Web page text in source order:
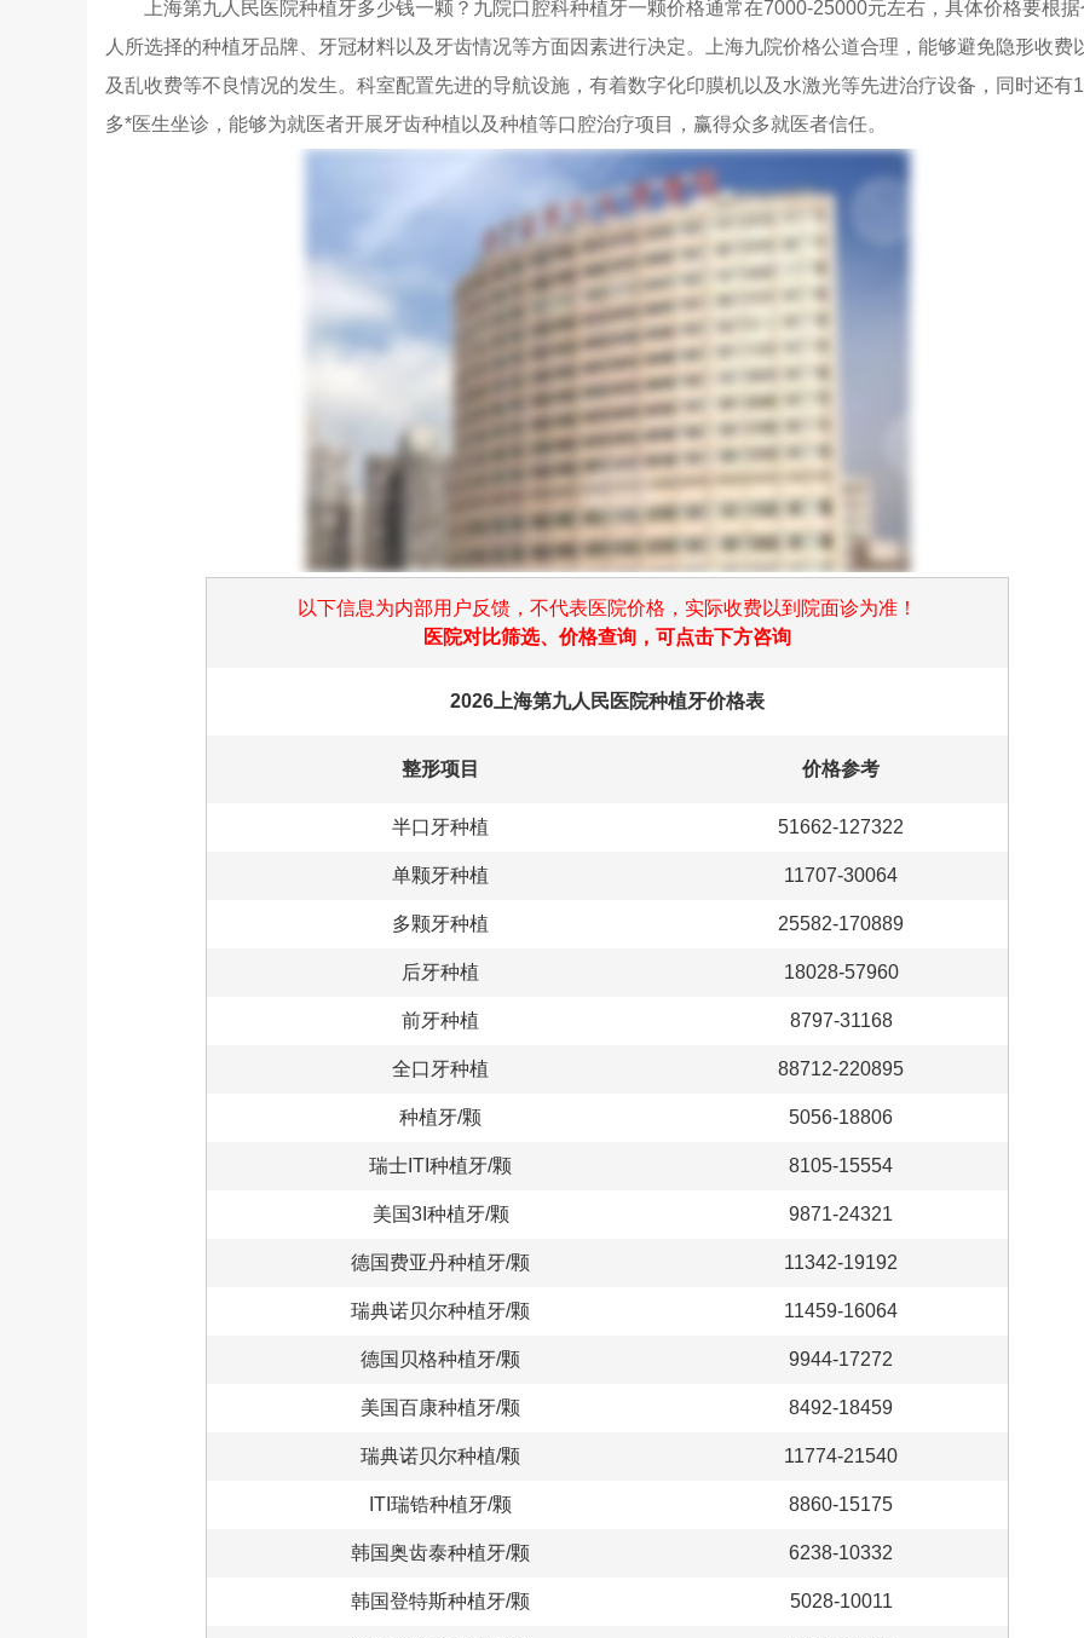
上海第九人民医院种植牙多少钱一颗？九院口腔科种植牙一颗价格通常在7000-25000元左右，具体价格要根据
人所选择的种植牙品牌、牙冠材料以及牙齿情况等方面因素进行决定。上海九院价格公道合理，能够避免隐形收费
及乱收费等不良情况的发生。科室配置先进的导航设施，有着数字化印膜机以及水激光等先进治疗设备，同时还有
多*医生坐诊，能够为就医者开展牙齿种植以及种植等口腔治疗项目，赢得众多就医者信任。
以下信息为内部用户反馈，不代表医院价格，实际收费以到院面诊为准！
医院对比筛选、价格查询，可点击下方咨询
2026上海第九人民医院种植牙价格表
整形项目 价格参考
半口牙种植 51662-127322
单颗牙种植 11707-30064
多颗牙种植 25582-170889
后牙种植 18028-57960
前牙种植 8797-31168
全口牙种植 88712-220895
种植牙/颗 5056-18806
瑞士ITI种植牙/颗 8105-15554
美国3I种植牙/颗 9871-24321
德国费亚丹种植牙/颗 11342-19192
瑞典诺贝尔种植牙/颗 11459-16064
德国贝格种植牙/颗 9944-17272
美国百康种植牙/颗 8492-18459
瑞典诺贝尔种植/颗 11774-21540
ITI瑞锆种植牙/颗 8860-15175
韩国奥齿泰种植牙/颗 6238-10332
韩国登特斯种植牙/颗 5028-10011